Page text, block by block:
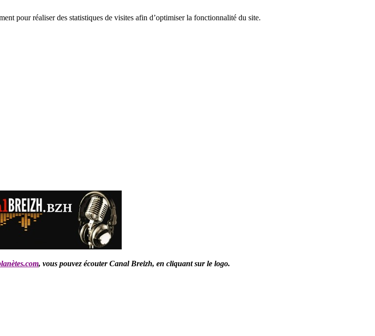
pour réaliser des statistiques de visites afin d’optimiser la fonctionnalité du site.
, vous pouvez écouter Canal Breizh, en cliquant sur le logo.